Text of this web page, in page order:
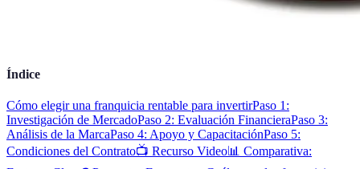
Índice
Cómo elegir una franquicia rentable para invertirPaso 1:
Investigación de MercadoPaso 2: Evaluación FinancieraPaso 3:
Análisis de la MarcaPaso 4: Apoyo y CapacitaciónPaso 5:
Condiciones del Contrato📺 Recurso Video📊 Comparativa: